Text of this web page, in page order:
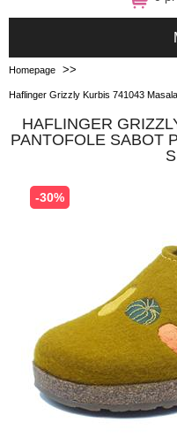
Homepage >>
Haflinger Grizzly Kurbis 741043
HAFLINGER
PANTOFOLE SABOT
-30%